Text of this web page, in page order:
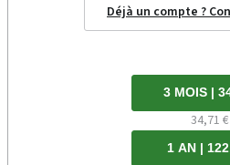
Déjà un compte ?
3 MOIS |
34,71
1 AN |